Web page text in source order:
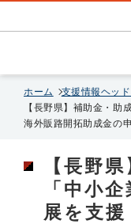
ホーム
支援情報ヘッ
【長野県】補助金・助
海外販路開拓助成金の
【長野
「中小
展を支